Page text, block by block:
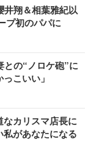
井翔＆相葉雅紀以
プ初のパパに
との“ノロケ砲”に
こいい」
カリスマ店長に
があなたになる